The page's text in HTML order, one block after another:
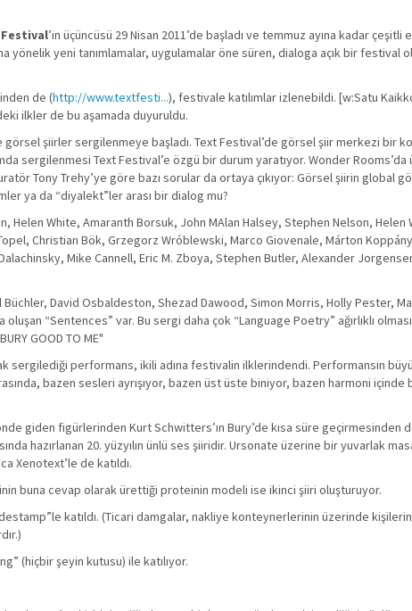
’in üçüncüsü 29 Nisan 2011’de başladı ve temmuz ayına kadar çeşitli
yönelik yeni tanımlamalar, uygulamalar öne süren, dialoga açık bir festival
de (http://www.textfesti...), festivale katılımlar izlenebildi. [w:Satu
ilkler de bu aşamada duyuruldu.
şiirler sergilenmeye başladı. Text Festival’de görsel şiir merkezi bir
sergilenmesi Text Festival’e özgü bir durum yaratıyor. Wonder Rooms’da
Tony Trehy’ye göre bazı sorular da ortaya çıkıyor: Görsel şiirin global
ya da “diyalekt”ler arası bir dialog mu?
Helen White, Amaranth Borsuk, John MAlan Halsey, Stephen Nelson, Helen
Christian Bök, Grzegorz Wróblewski, Marco Giovenale, Márton
Mike Cannell, Eric M. Zboya, Stephen Butler, Alexander
David Osbaldeston, Shezad Dawood, Simon Morris, Holly Pester,
“Sentences” var. Bu sergi daha çok “Language Poetry” ağırlıklı
GOOD TO ME"
sergilediği performans, ikili adına festivalin ilklerindendi. Performansın
bazen sesleri ayrışıyor, bazen üst üste biniyor, bazen harmoni içinde
giden figürlerinden Kurt Schwitters’ın Bury’de kısa süre geçirmesinden
hazırlanan 20. yüzyılın ünlü ses şiiridir. Ursonate üzerine bir yuvarlak
Xenotext’le de katıldı.
buna cevap olarak ürettiği proteinin modeli ise ikinci şiiri oluşturuyor.
katıldı. (Ticari damgalar, nakliye konteynerlerinin üzerinde
(hiçbir şeyin kutusu) ile katılıyor.